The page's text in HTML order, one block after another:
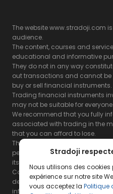
Stradoji
Nous utilisons des cookies
expérience sur notre site
vous acceptez la Politique
The website www.stradoji.com
audience.
The content, courses and
educational and informative
They do not in any way
out transactions and cannot
buy or sell financial instruments.
Trading financial instruments
may not be suitable for everyone.
We recommend that you fully
associated with trading in the
that you can afford to lose.
The Stradoji site does not
performance of products
its site and its servers.
Consequently, the Stradoji site
decline all responsibility in the
information and the